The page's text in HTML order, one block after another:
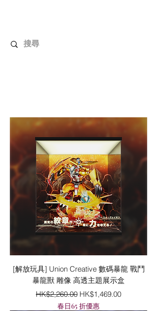
[解放玩具] Union Creative 數碼暴龍 戰鬥
暴龍獸 雕像 高透主題展示盒
一般價格
HK$2,260.00 促銷價格
HK$1,469.00
春日65 折優惠